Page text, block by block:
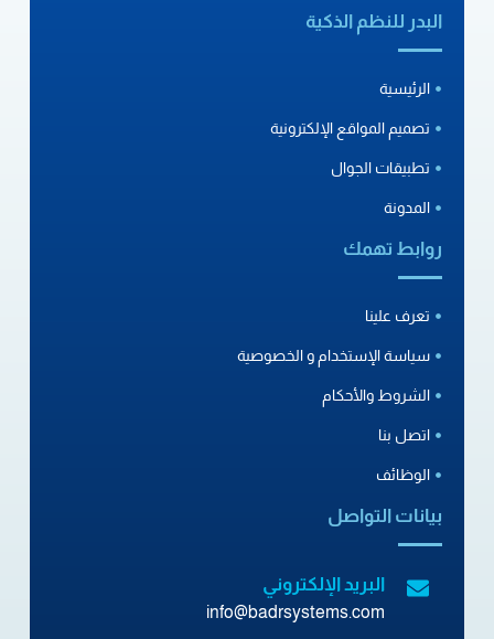
البدر للنظم الذكية
الرئيسية
تصميم المواقع الإلكترونية
تطبيقات الجوال
المدونة
روابط تهمك
تعرف علينا
سياسة الإستخدام و الخصوصية
الشروط والأحكام
اتصل بنا
الوظائف
بيانات التواصل
البريد الإلكتروني
info@badrsystems.com